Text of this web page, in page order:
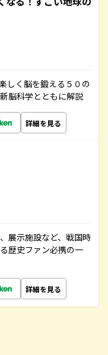
しく脳を鍛える５０の
脳科学とともに解説
詳細を見る
展示施設など、戦国時
歴史ファン必携の一
詳細を見る